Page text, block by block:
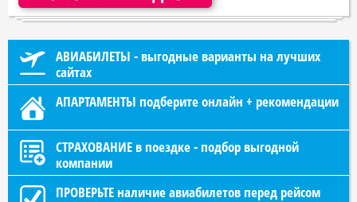
АВИАБИЛЕТЫ - выгодные варианты на лучших
сайтах
АПАРТАМЕНТЫ подберите онлайн + рекомендации
СТРАХОВАНИЕ в поездке - подбор выгодной
компании
ПРОВЕРЬТЕ наличие авиабилетов перед рейсом